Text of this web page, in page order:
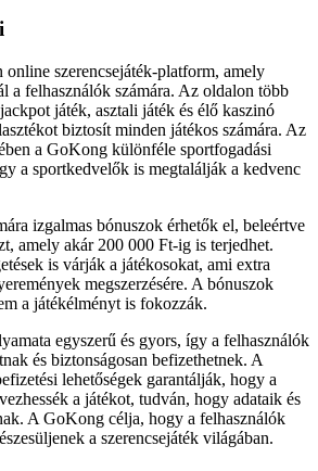
szerencsejáték-platform, amely
a felhasználók számára. Az oldalon több
játék, asztali játék és élő kaszinó
biztosít minden játékos számára. Az
a GoKong különféle sportfogadási
a sportkedvelők is megtalálják a kedvenc
izgalmas bónuszok érhetők el, beleértve
amely akár 200 000 Ft-ig is terjedhet.
is várják a játékosokat, ami extra
megszerzésére. A bónuszok
a játékélményt is fokozzák.
egyszerű és gyors, így a felhasználók
és biztonságosan befizethetnek. A
lehetőségek garantálják, hogy a
a játékot, tudván, hogy adataik és
A GoKong célja, hogy a felhasználók
a szerencsejáték világában.